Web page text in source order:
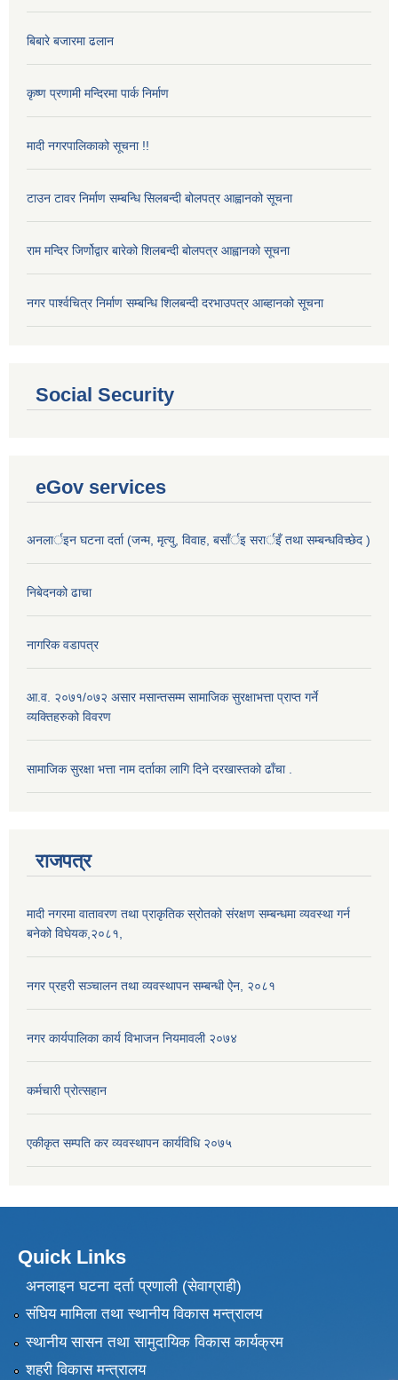
बिबारे बजारमा ढलान
कृष्ण प्रणामी मन्दिरमा पार्क निर्माण
मादी नगरपालिकाको सूचना !!
टाउन टावर निर्माण सम्बन्धि सिलबन्दी बोलपत्र आह्वानको सूचना
राम मन्दिर जिर्णोद्वार बारेको शिलबन्दी बोलपत्र आह्वानको सूचना
नगर पार्श्वचित्र निर्माण सम्बन्धि शिलबन्दी दरभाउपत्र आब्हानको सूचना
Social Security
eGov services
अनलार्इन घटना दर्ता (जन्म, मृत्यु, विवाह, बसाँर्इ सरार्इँ तथा सम्बन्धविच्छेद )
निबेदनको ढाचा
नागरिक वडापत्र
आ.व. २०७१/०७२ असार मसान्तसम्म सामाजिक सुरक्षाभत्ता प्राप्त गर्ने
व्यक्तिहरुको विवरण
सामाजिक सुरक्षा भत्ता नाम दर्ताका लागि दिने दरखास्तको ढाँचा .
राजपत्र
मादी नगरमा वातावरण तथा प्राकृतिक स्रोतको संरक्षण सम्बन्धमा व्यवस्था गर्न
बनेको विघेयक,२०८१,
नगर प्रहरी सञ्चालन तथा व्यवस्थापन सम्बन्धी ऐन, २०८१
नगर कार्यपालिका कार्य विभाजन नियमावली २०७४
कर्मचारी प्रोत्सहान
एकीकृत सम्पति कर व्यवस्थापन कार्यविधि २०७५
Quick Links
अनलाइन घटना दर्ता प्रणाली (सेवाग्राही)
संघिय मामिला तथा स्थानीय विकास मन्त्रालय
स्थानीय सासन तथा सामुदायिक विकास कार्यक्रम
शहरी विकास मन्त्रालय